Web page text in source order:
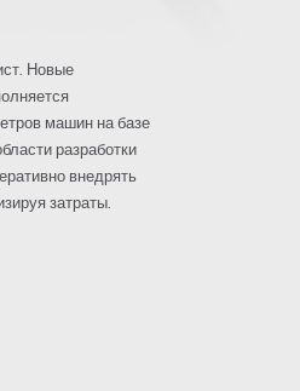
Новые
машин на базе
разработки
внедрять
затраты.